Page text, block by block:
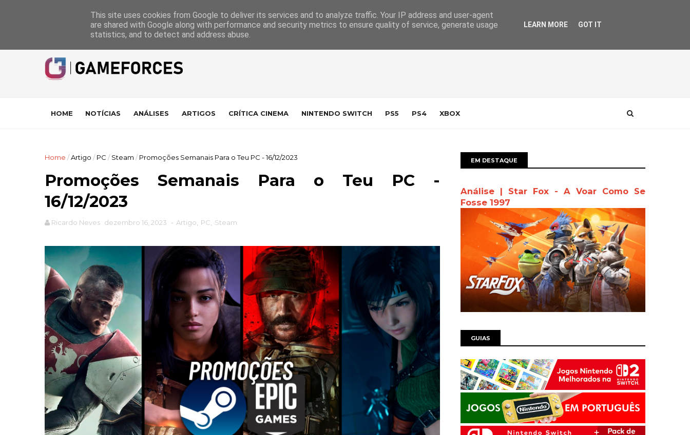
A equipa Pontuações das Análises Suporte da Indústria Contacto
HOME NOTÍCIAS ANÁLISES ARTIGOS CRÍTICA CINEMA NINTENDO SWITCH PS5 PS4 XBOX
Home /Artigo / PC / Steam / Promoções Semanais Para o Teu PC - 16/12/2023
Promoções Semanais Para o Teu PC -
16/12/2023
Ricardo Neves dezembro 16, 2023 - Artigo PC Steam
EM DESTAQUE
Análise | Star Fox - A Voar Como Se
Fosse 1997
GUIAS
This site uses cookies from Google to deliver its services and to analyze traffic. Your IP address and user-agent
are shared with Google along with performance and security metrics to ensure quality of service, generate usage
statistics, and to detect and address abuse.
LEARN MORE GOT IT